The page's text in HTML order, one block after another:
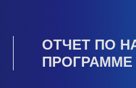
ОТЧЕТ ПО
ПРОГРАММЕ